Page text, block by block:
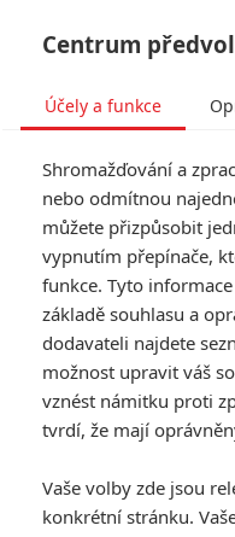
Auta 3
ukázkách
Napsal:Michal Janoušek -
Centrum
Účely a funkce
Shromažďování a
nebo odmítnou
můžete přizpůsobit
vypnutím přepínače,
funkce. Tyto
základě souhlasu a
dodavateli najdete
možnost upravit váš
vznést námitku proti
tvrdí, že mají
Vaše volby zde jsou
konkrétní stránku.